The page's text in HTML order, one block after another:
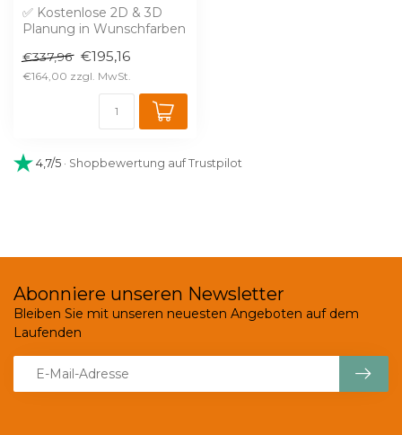
✅ Kostenlose 2D & 3D
Planung in Wunschfarben
€337,96 €195,16
€164,00
4,7/5 · Shopbewertung auf Trustpilot
Abonniere unseren Newsletter
Bleiben Sie mit unseren neuesten Angeboten auf dem
Laufenden